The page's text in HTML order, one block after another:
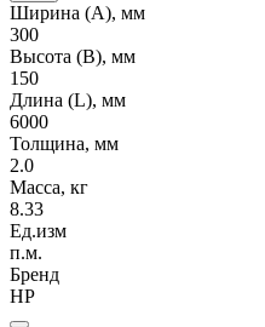
Ширина (А), мм
300
Высота (В), мм
150
Длина (L), мм
6000
Толщина, мм
2.0
Масса, кг
8.33
Ед.изм
п.м.
Бренд
НР